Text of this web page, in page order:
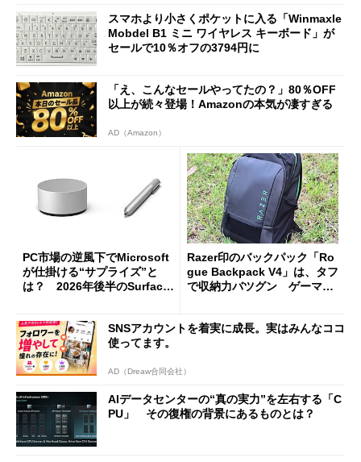
スマホより小さくポケットに入る「Winmaxle
Mobdel B1 ミニ ワイヤレス キーボード」が
セールで10％オフの3794円に
「え、こんなセールやってたの？」80％OFF
以上が続々登場！Amazonの本気が凄すぎる
AD（Amazon）
PC市場の逆風下でMicrosoft
が仕掛ける“サプライズ”と
は？ 2026年後半のSurface
Razer印のバックパック「Ro
gue Backpack V4」は、タフ
で収納力バツグン ゲーマー
SNSアカウントを着実に成長。実はみんなココ
使ってます。
AD（Dreaw合同会社）
AIデータセンターの“真の実力”を左右する「C
PU」 その復権の背景にあるものとは？